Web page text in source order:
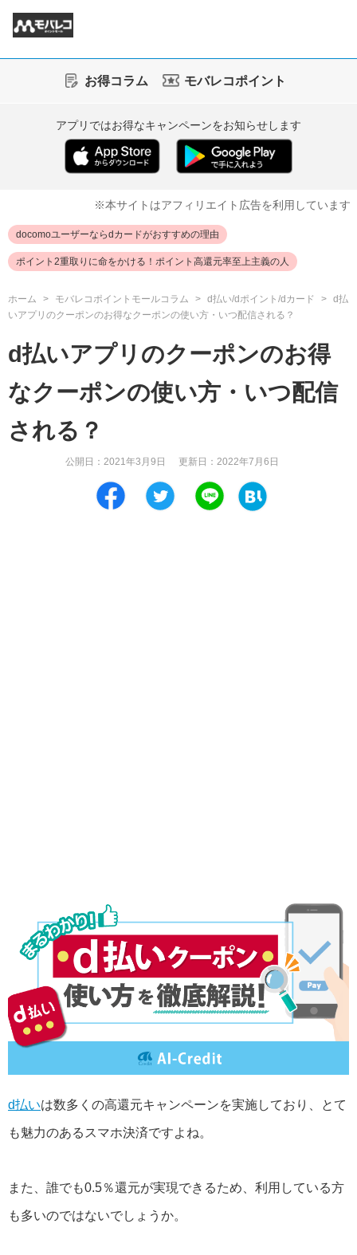
お得コラム モバレコポイント
アプリではお得なキャンペーンをお知らせします
※本サイトはアフィリエイト広告を利用しています
docomoユーザーならdカードがおすすめの理由
ポイント2重取りに命をかける！ポイント高還元率至上主義の人
ホーム モバレコポイントモールコラム d払い/dポイント/dカード
d払
いアプリのクーポンのお得なクーポンの使い方・いつ配信される？
d払いアプリのクーポンのお得
なクーポンの使い方・いつ配信
される？
公開日： 2021年3月9日 更新日： 2022年7月6日
d払いは数多くの高還元キャンペーンを実施しており、とて
も魅力のあるスマホ決済ですよね。
また、誰でも0.5％還元が実現できるため、利用している方
も多いのではないでしょうか。